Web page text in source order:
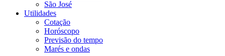
São José
Utilidades
Cotação
Horóscopo
Previsão do tempo
Marés e ondas